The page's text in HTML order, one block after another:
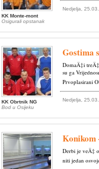
KK Monte-mont
Osigurali opstanak
Nedjelja,
KK Obrtnik NG
Bod u Osijeku
Gostima
DomaÄ‡i
su ga
Prvoplasirani
Nedjelja,
Konikom
Derbi je veÄ‡
niti jedan